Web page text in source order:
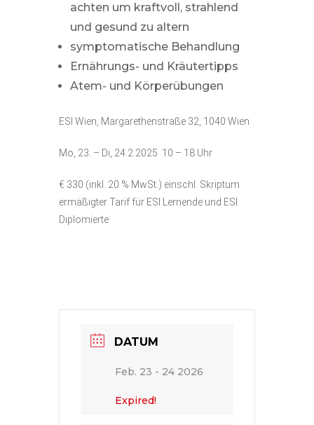
achten um kraftvoll, strahlend
und gesund zu altern
symptomatische Behandlung
Ernährungs- und Kräutertipps
Atem- und Körperübungen
ESI Wien, Margarethenstraße 32, 1040 Wien
Mo, 23. – Di, 24.2.2025 10 – 18 Uhr
€ 330 (inkl. 20 % MwSt.) einschl. Skriptum
ermäßigter Tarif für ESI Lernende und ESI
Diplomierte
DATUM
Feb. 23 - 24 2026
Expired!